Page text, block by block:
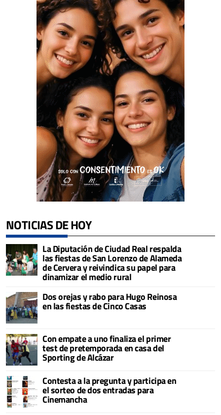
NOTICIAS DE HOY
La Diputación de Ciudad Real respalda
las fiestas de San Lorenzo de Alameda
de Cervera y reivindica su papel para
dinamizar el medio rural
Dos orejas y rabo para Hugo Reinosa
en las fiestas de Cinco Casas
Con empate a uno finaliza el primer
test de pretemporada en casa del
Sporting de Alcázar
Contesta a la pregunta y participa en
el sorteo de dos entradas para
Cinemancha